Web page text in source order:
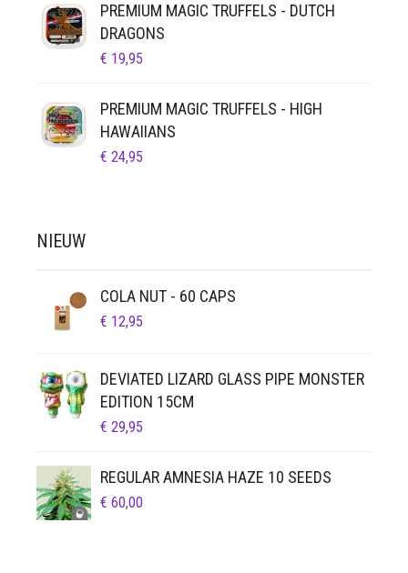
PREMIUM MAGIC TRUFFELS - DUTCH
DRAGONS
€ 19,95
PREMIUM MAGIC TRUFFELS - HIGH
HAWAIIANS
€ 24,95
NIEUW
COLA NUT - 60 CAPS
€ 12,95
DEVIATED LIZARD GLASS PIPE MONSTER
EDITION 15CM
€ 29,95
REGULAR AMNESIA HAZE 10 SEEDS
€ 60,00